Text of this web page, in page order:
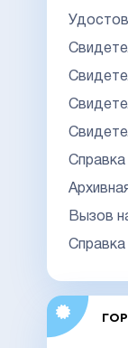
Справка
Вызов
Акция